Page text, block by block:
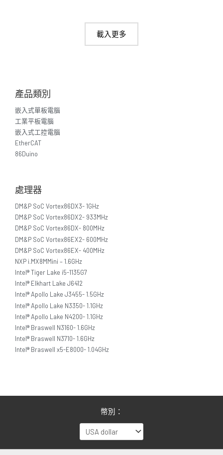
產品類別
嵌入式單板電腦
工業平板電腦
嵌入式工控電腦
EtherCAT
86Duino
處理器
DM&P SoC Vortex86DX3- 1GHz
DM&P SoC Vortex86DX2- 933MHz
DM&P SoC Vortex86DX- 800MHz
DM&P SoC Vortex86EX2- 600MHz
DM&P SoC Vortex86EX- 400MHz
NXP i.MX8MMini – 1.6GHz
Intel® Tiger Lake i5-1135G7
Intel® Elkhart Lake J6412
Intel® Apollo Lake J3455- 1.5GHz
Intel® Apollo Lake N3350- 1.1GHz
Intel® Apollo Lake N4200- 1.1GHz
Intel® Braswell N3160- 1.6GHz
Intel® Braswell N3710- 1.6GHz
Intel® Braswell x5-E8000- 1.04GHz
載入更多
幣別：